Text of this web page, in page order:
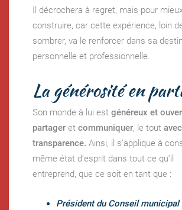
Il décrochera à regret, mais pour
construire, car cette expérience, loin
sombrer, va le renforcer dans sa
personnelle et professionnelle.
La générosité en
Son monde à lui est généreux et
partager et communiquer, le tout
transparence. Ainsi, il s’applique à
même état d’esprit dans tout ce qu’il
entreprend, que ce soit en tant que :
Président du Conseil municipal